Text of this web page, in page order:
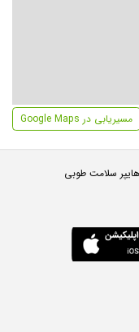
مسیریابی در Google Maps